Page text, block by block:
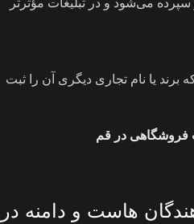
سپرده می‌شود و در تبلیغات مؤثرتر
برند یا نام تجاری دیگری آن را ثبت
در قم
هاست و دامنه در